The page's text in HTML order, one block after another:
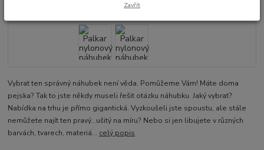
Vybrat ten správný náhubek není věda. Pomůžeme Vám! Máte doma
pejska? Tak to jste někdy museli řešit otázku náhubku. Jaký vybrat?
Nabídka na trhu je přímo gigantická. Vyzkoušeli jste spoustu, ale stále
nemůžete najít ten pravý...ušitý na míru? Nebo si jen libujete v různých
barvách, tvarech, materiá... celý popis
Zavřít